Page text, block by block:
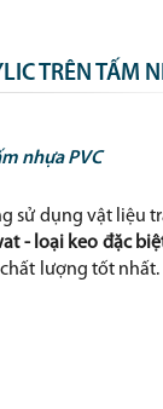
TRÊN TẤM
nhựa PVC
sử dụng vật liệu
- loại keo đặc
lượng tốt